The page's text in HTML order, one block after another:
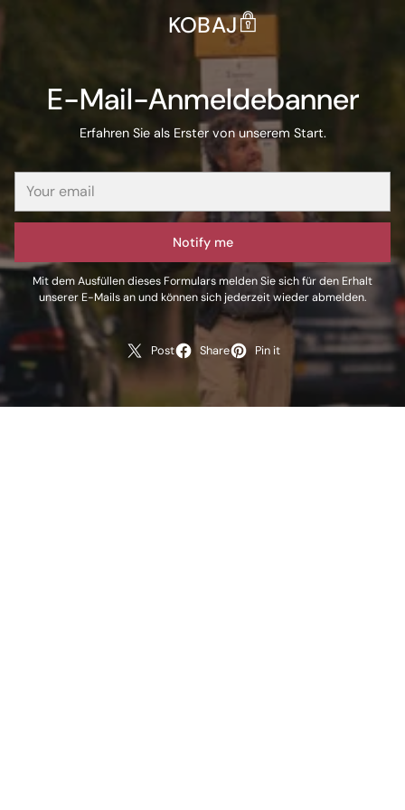
KOBAJ
E-Mail-Anmeldebanner
Erfahren Sie als Erster von unserem Start.
Notify me
Mit dem Ausfüllen dieses Formulars melden Sie sich für den Erhalt
unserer E-Mails an und können sich jederzeit wieder abmelden.
Post Share Pin it